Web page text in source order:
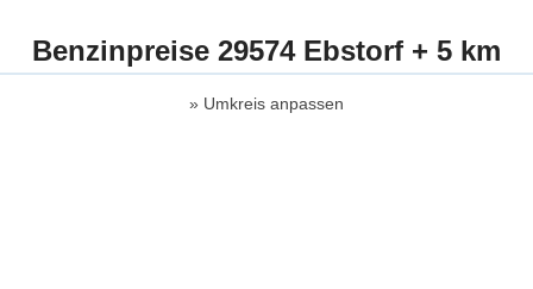
Benzinpreise 29574 Ebstorf + 5 km
Umkreis anpassen